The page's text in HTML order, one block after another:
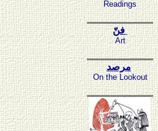
Readings
فنّ
Art
مرصد
On the Lookout